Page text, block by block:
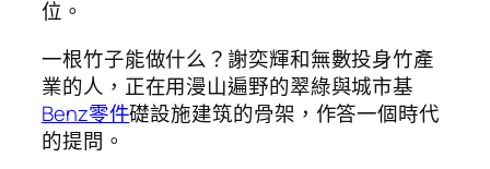
位。
一根竹子能做什么？謝奕輝和無數投身竹產
業的人，正在用漫山遍野的翠綠與城市基
Benz零件礎設施建筑的骨架，作答一個時代
的提問。